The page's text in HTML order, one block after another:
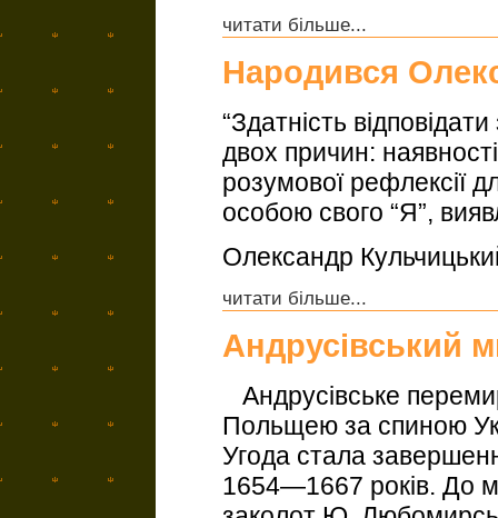
читати більше...
Народився
“Здатність
двох причин:
розумової рефлексії
особою свого “Я”,
Олександр
читати більше...
Андрусівський
Андрусівське
Польщею за спиною
Угода стала
1654—1667 років. До